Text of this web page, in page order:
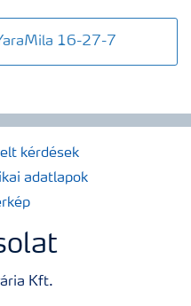
16-27-7
kérdések
adatlapok
Kft.